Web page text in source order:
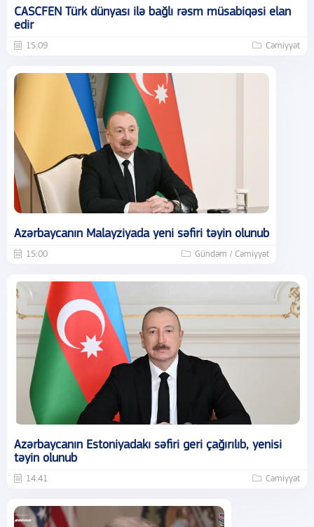
CASCFEN Türk dünyası ilə bağlı rəsm müsabiqəsi elan
edir
15:09 Cəmiyyət
Azərbaycanın Malayziyada yeni səfiri təyin olunub
15:00 Gündəm / Cəmiyyət
Azərbaycanın Estoniyadakı səfiri geri çağırılıb, yenisi
təyin olunub
14:41 Cəmiyyət